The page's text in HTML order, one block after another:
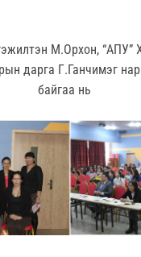
М.Орхон, “АПУ”
дарга Г.Ганчимэг
байгаа нь